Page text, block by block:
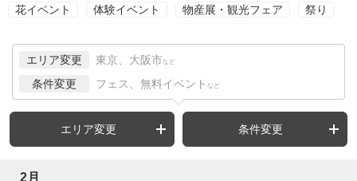
花イベント 体験イベント 物産展・観光フェア 祭り
エリア変更 東京、大阪市 など
条件変更 フェス、無料イベント など
エリア変更 条件変更
2月